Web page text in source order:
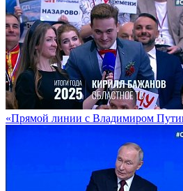
«Прямой линии с Владимиром